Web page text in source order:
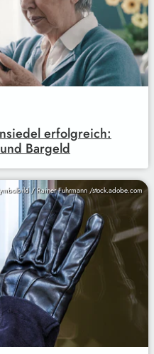
erfolgreich:
Bargeld
/ Rainer Fuhrmann /stock.adobe.com